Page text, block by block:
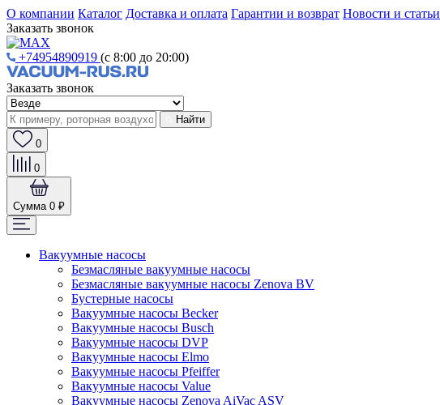
О компании Каталог Доставка и оплата Гарантии и возврат Новости и статьи
Заказать звонок
+74954890919 (с 8:00 до 20:00)
Заказать звонок
Найти
0
0
Сумма 0 ₽
Вакуумные насосы
Безмасляные вакуумные насосы
Безмасляные вакуумные насосы Zenova BV
Бустерные насосы
Вакуумные насосы Becker
Вакуумные насосы Busch
Вакуумные насосы DVP
Вакуумные насосы Elmo
Вакуумные насосы Pfeiffer
Вакуумные насосы Value
Вакуумные насосы Zenova AiVac ASV